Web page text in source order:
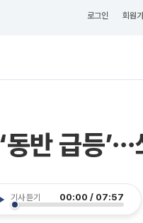
로그인 회원
동반 급등
기사 듣기 00:00 / 07:57